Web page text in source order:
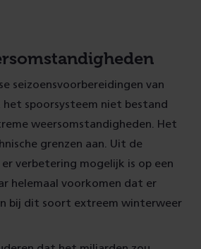
seizoensvoorbereidingen van
het spoorsysteem niet bestand
weersomstandigheden. Het
grenzen aan. Uit de
verbetering mogelijk is op een
helemaal voorkomen dat er
bij dit soort extreem winterweer